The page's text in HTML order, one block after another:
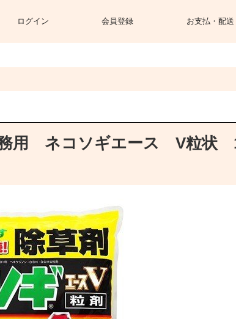
ログイン 会員登録 お支払・配送
務用 ネコソギエース V粒